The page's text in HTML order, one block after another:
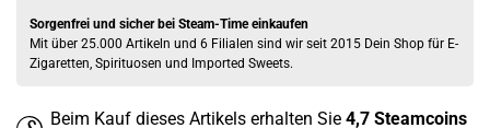
Sorgenfrei und sicher bei Steam-Time einkaufen
Mit über 25.000 Artikeln und 6 Filialen sind wir seit 2015 Dein Shop für E-
Zigaretten, Spirituosen und Imported Sweets.
Beim Kauf dieses Artikels erhalten Sie 4,7 Steamcoins